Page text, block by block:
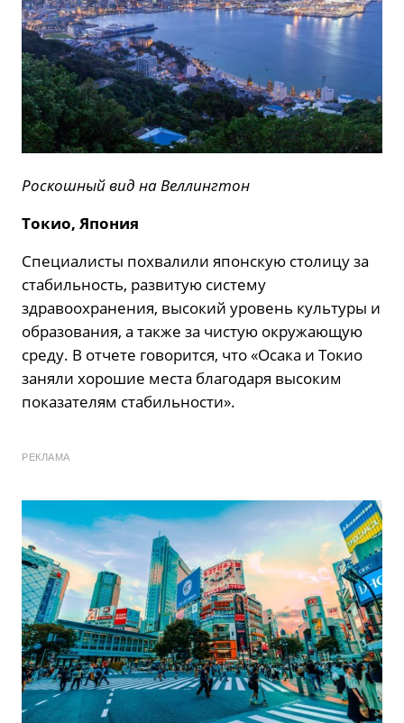
Роскошный вид на Веллингтон
Токио, Япония
Специалисты похвалили японскую столицу за
стабильность, развитую систему
здравоохранения, высокий уровень культуры и
образования, а также за чистую окружающую
среду. В отчете говорится, что «Осака и Токио
заняли хорошие места благодаря высоким
показателям стабильности».
РЕКЛАМА